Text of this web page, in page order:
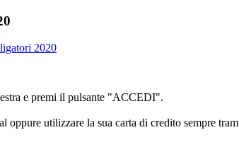
2020
e premi il pulsante "ACCEDI".
utilizzare la sua carta di credito sempre